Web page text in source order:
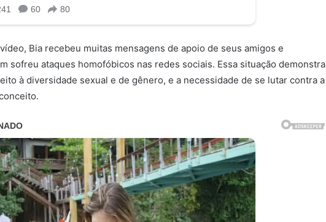
Bia recebeu muitas mensagens de apoio de seus amigos e
sofreu ataques homofóbicos nas redes sociais. Essa situação demonstra
à diversidade sexual e de gênero, e a necessidade de se lutar contra a